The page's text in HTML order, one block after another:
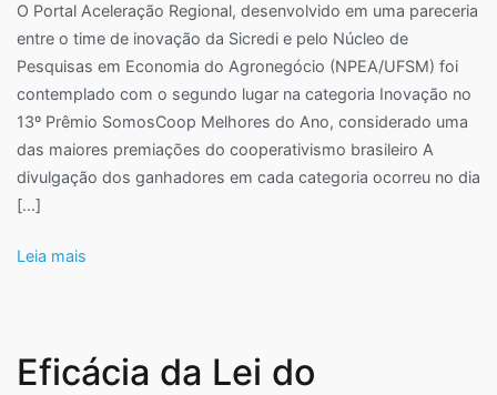
Aceleração
Regional
é
destaque
nacional
no
Prêmio
O Portal Aceleração Regional, desenvolvido em uma pareceria
entre o time de inovação da Sicredi e pelo Núcleo de
Pesquisas em Economia do Agronegócio (NPEA/UFSM) foi
contemplado com o segundo lugar na categoria Inovação no
13º Prêmio SomosCoop Melhores do Ano, considerado uma
das maiores premiações do cooperativismo brasileiro A
divulgação dos ganhadores em cada categoria ocorreu no dia
[…]
Leia mais
Eficácia da Lei do